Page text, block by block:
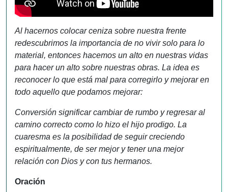
Al hacernos colocar ceniza sobre nuestra frente
redescubrimos la importancia de no vivir solo para lo
material, entonces hacemos un alto en nuestras vidas
para hacer un alto sobre nuestras obras. La idea es
reconocer lo que está mal para corregirlo y mejorar en
todo aquello que podamos mejorar:
Conversión significar cambiar de rumbo y regresar al
camino correcto como lo hizo el hijo prodigo. La
cuaresma es la posibilidad de seguir creciendo
espiritualmente, de ser mejor y tener una mejor
relación con Dios y con tus hermanos.
Oración